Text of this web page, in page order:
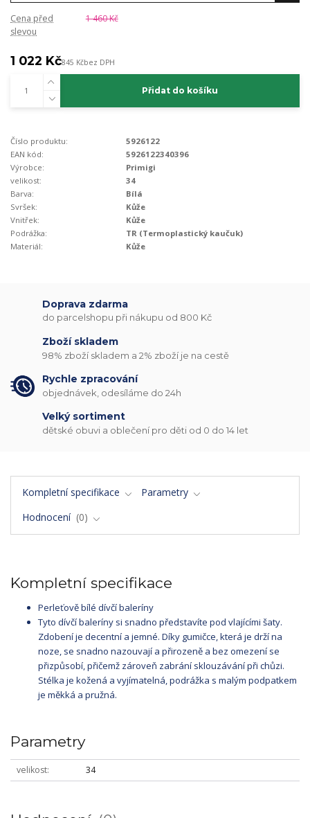
Cena před
slevou
1 460 Kč
1 022 Kč845 Kčbez DPH
Přidat do košíku
Číslo produktu:
5926122
EAN kód:
5926122340396
Výrobce:
Primigi
velikost:
34
Barva:
Bílá
Svršek:
Kůže
Vnitřek:
Kůže
Podrážka:
TR (Termoplastický kaučuk)
Materiál:
Kůže
Doprava zdarma
do parcelshopu při nákupu od 800 Kč
Zboží skladem
98% zboží skladem a 2% zboží je na cestě
Rychle zpracování
objednávek, odesíláme do 24h
Velký sortiment
dětské obuvi a oblečení pro děti od 0 do 14 let
Kompletní specifikace
Parametry
Hodnocení
0
Kompletní specifikace
Perleťově bílé dívčí baleríny
Tyto dívčí baleríny si snadno představíte pod vlajícími šaty.
Zdobení je decentní a jemné. Díky gumičce, která je drží na
noze, se snadno nazouvají a přirozeně a bez omezení se
přizpůsobí, přičemž zároveň zabrání sklouzávání při chůzi.
Stélka je kožená a vyjímatelná, podrážka s malým podpatkem
je měkká a pružná.
Parametry
velikost 34